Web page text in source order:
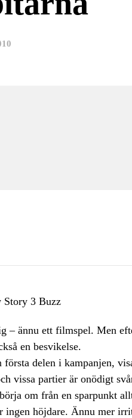
– ännu ett filmspel. Men
en besvikelse.
första delen i kampanjen,
vissa partier är onödigt
om från en sparpunkt
ingen höjdare. Ännu mer